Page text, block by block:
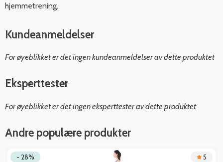
hjemmetrening.
Kundeanmeldelser
For øyeblikket er det ingen kundeanmeldelser av dette produktet
Eksperttester
For øyeblikket er det ingen eksperttester av dette produktet
Andre populære produkter
- 28% 5